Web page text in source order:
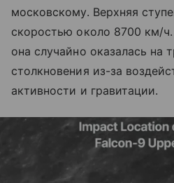
московскому. Верхняя
скоростью около 8700 км/
она случайно оказалась на
столкновения из-за
активности и гравитации.